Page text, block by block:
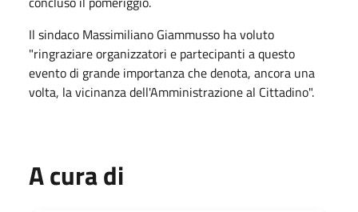
Il sindaco Massimiliano Giammusso ha voluto
"ringraziare organizzatori e partecipanti a questo
evento di grande importanza che denota, ancora una
volta, la vicinanza dell'Amministrazione al Cittadino".
A cura di